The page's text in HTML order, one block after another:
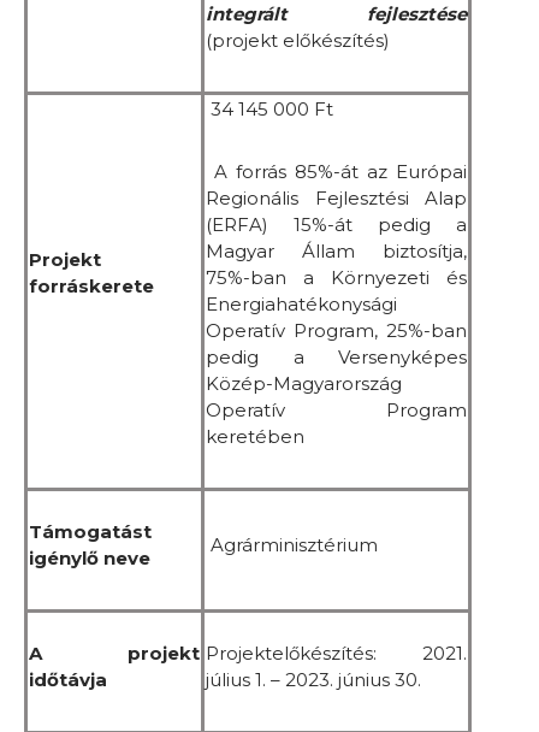
integrált fejlesztése
(projekt előkészítés)
Projekt
forráskerete
34 145 000 Ft
A forrás 85%-át az Európai
Regionális Fejlesztési Alap
(ERFA) 15%-át pedig a
Magyar Állam biztosítja,
75%-ban a Környezeti és
Energiahatékonysági
Operatív Program, 25%-ban
pedig a Versenyképes
Közép-Magyarország
Operatív Program
keretében
Támogatást
igénylő neve
Agrárminisztérium
A projekt
időtávja
Projektelőkészítés: 2021.
július 1. – 2023. június 30.